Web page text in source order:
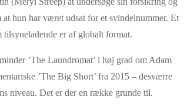
at hun har været udsat for et svindelnummer. Et
tilsyneladende er af globalt format.
’The Laundromat’ i høj grad om Adam
’The Big Short’ fra 2015 – desværre
niveau. Det er der en række grunde til.